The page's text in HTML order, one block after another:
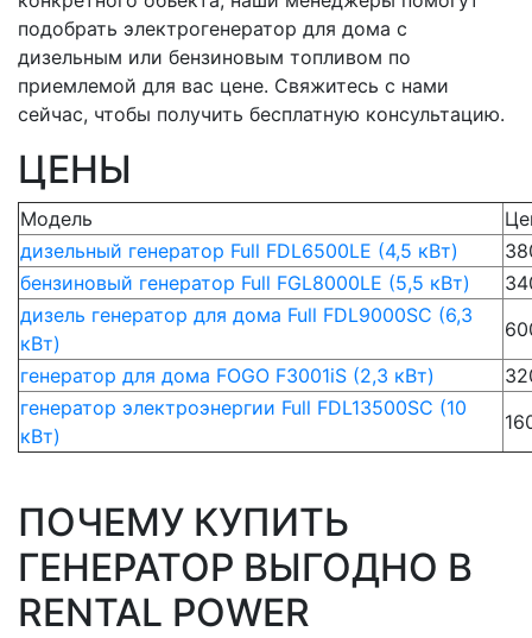
подобрать электрогенератор для дома с
дизельным или бензиновым топливом по
приемлемой для вас цене. Свяжитесь с нами
сейчас, чтобы получить бесплатную консультацию.
ЦЕНЫ
Модель
дизельный генератор Full FDL6500LE (4,5 кВт)
бензиновый генератор Full FGL8000LE (5,5 кВт)
дизель генератор для дома Full FDL9000SC (6,3
кВт)
генератор для дома FOGO F3001iS (2,3 кВт)
генератор электроэнергии Full FDL13500SC (10
кВт)
ПОЧЕМУ КУПИТЬ
ГЕНЕРАТОР ВЫГОДНО В
RENTAL POWER